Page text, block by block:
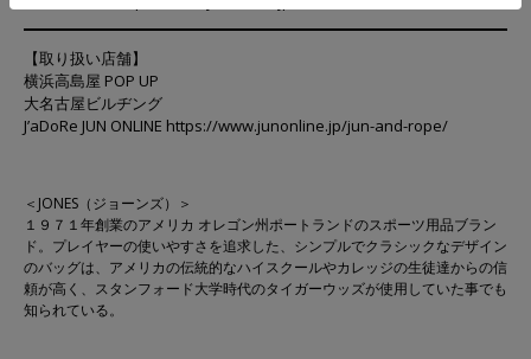
【取り扱い店舗】
横浜高島屋 POP UP
大名古屋ビルヂング
J’aDoRe JUN ONLINE https://www.junonline.jp/jun-and-rope/
＜JONES（ジョーンズ）＞
１９７１年創業のアメリカ オレゴン州ポートランドのスポーツ用品ブラン
ド。プレイヤーの使いやすさを追求した、シンプルでクラシックなデザイン
のバッグは、アメリカの伝統的なハイスクールやカレッジの生徒達からの信
頼が高く、スタンフォード大学時代のタイガーウッズが使用していた事でも
知られている。